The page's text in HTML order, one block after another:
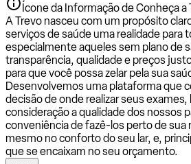
Ícone da Informação de Conheça a
A Trevo nasceu com um propósito
serviços de saúde uma realidade para
especialmente aqueles sem plano de
transparência, qualidade e preços
para que você possa zelar pela sua
Desenvolvemos uma plataforma que
decisão de onde realizar seus exames,
consideração a qualidade dos nossos
conveniência de fazê-los perto de sua
mesmo no conforto do seu lar, e,
que se encaixam no seu orçamento.